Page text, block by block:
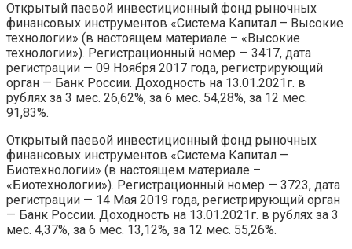
Открытый паевой инвестиционный фонд рыночных
финансовых инструментов «Система Капитал – Высокие
технологии» (в настоящем материале – «Высокие
технологии»). Регистрационный номер — 3417, дата
регистрации — 09 Ноября 2017 года, регистрирующий
орган — Банк России. Доходность на 13.01.2021г. в
рублях за 3 мес. 26,62%, за 6 мес. 54,28%, за 12 мес.
91,83%.
Открытый паевой инвестиционный фонд рыночных
финансовых инструментов «Система Капитал —
Биотехнологии» (в настоящем материале –
«Биотехнологии»). Регистрационный номер — 3723, дата
регистрации — 14 Мая 2019 года, регистрирующий орган
— Банк России. Доходность на 13.01.2021г. в рублях за 3
мес. 4,37%, за 6 мес. 13,12%, за 12 мес. 55,26%.